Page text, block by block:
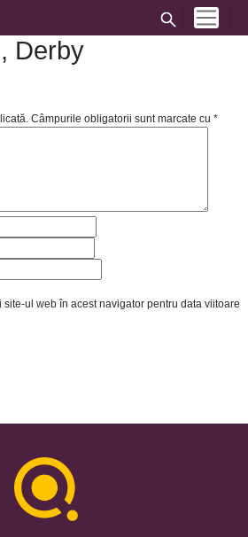
Derby
Câmpurile obligatorii sunt marcate cu *
ul web în acest navigator pentru data viitoare